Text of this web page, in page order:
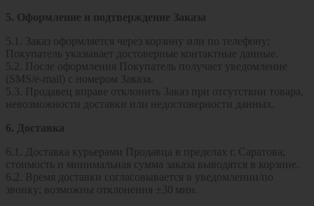
5. Оформление и подтверждение Заказа
5.1. Заказ оформляется через корзину или по телефону;
Покупатель указывает достоверные контактные данные.
5.2. После оформления Покупатель получает уведомление
(SMS/e‑mail) с номером Заказа.
5.3. Продавец вправе отклонить Заказ при отсутствии товара,
невозможности доставки или недостоверности данных.
6. Доставка
6.1. Доставка курьерами Продавца в пределах г. Саратова;
стоимость и минимальная сумма заказа выводятся в корзине.
6.2. Время доставки согласовывается в уведомлении/по
звонку; возможны отклонения ±30 мин.